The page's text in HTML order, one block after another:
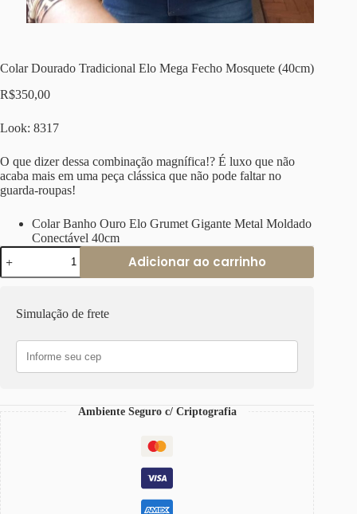
Colar Dourado Tradicional Elo Mega Fecho Mosquete (40cm)
R$350,00
Look: 8317
O que dizer dessa combinação magnífica!? É luxo que não
acaba mais em uma peça clássica que não pode faltar no
guarda-roupas!
Colar Banho Ouro Elo Grumet Gigante Metal Moldado
Conectável 40cm
Colar
Dourado
Tradicional
Fecho
(40cm)
quantidade
Adicionar ao carrinho
Simulação de frete
Ambiente Seguro c/ Criptografia